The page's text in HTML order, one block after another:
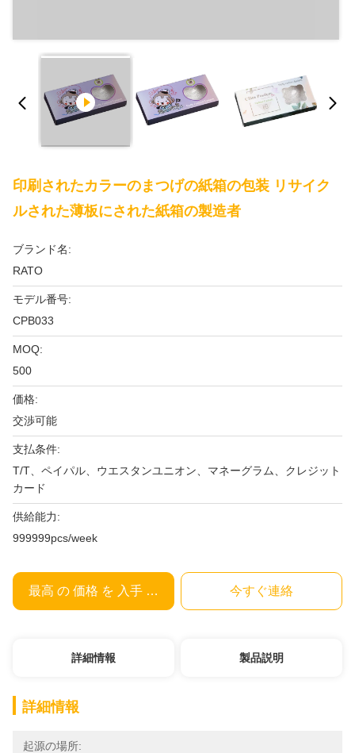
印刷されたカラーのまつげの紙箱の包装 リサイク
ルされた薄板にされた紙箱の製造者
ブランド名:
RATO
モデル番号:
CPB033
MOQ:
500
価格:
交渉可能
支払条件:
T/T、ペイパル、ウエスタンユニオン、マネーグラム、クレジット
カード
供給能力:
999999pcs/week
最高 の 価格 を 入手 する 今すぐ連絡
詳細情報 製品説明
詳細情報
起源の場所: